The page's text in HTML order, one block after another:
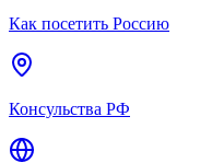
Как посетить Россию
Консульства РФ